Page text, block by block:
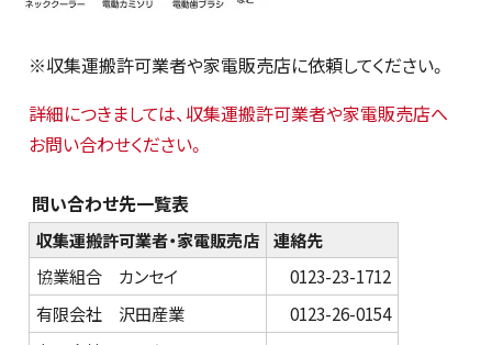
※収集運搬許可業者や家電販売店に依頼してください。
詳細につきましては、収集運搬許可業者や家電販売店へ
お問い合わせください。
問い合わせ先一覧表
収集運搬許可業者・家電販売店 連絡先
協業組合 カンセイ
0123-23-1712
有限会社 沢田産業
0123-26-0154